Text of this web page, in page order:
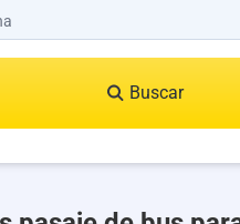
Buscar